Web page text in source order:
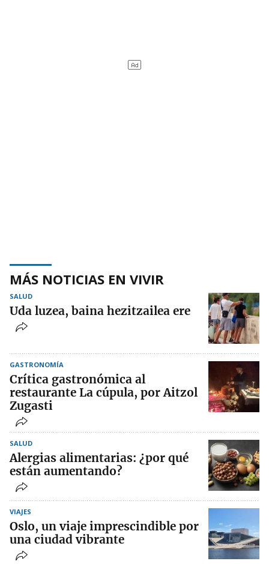
MÁS NOTICIAS EN VIVIR
SALUD
Uda luzea, baina hezitzailea ere
GASTRONOMÍA
Crítica gastronómica al
restaurante La cúpula, por Aitzol
Zugasti
SALUD
Alergias alimentarias: ¿por qué
están aumentando?
VIAJES
Oslo, un viaje imprescindible por
una ciudad vibrante